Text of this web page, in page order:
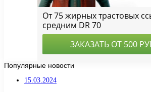
Популярные новости
15.03.2024